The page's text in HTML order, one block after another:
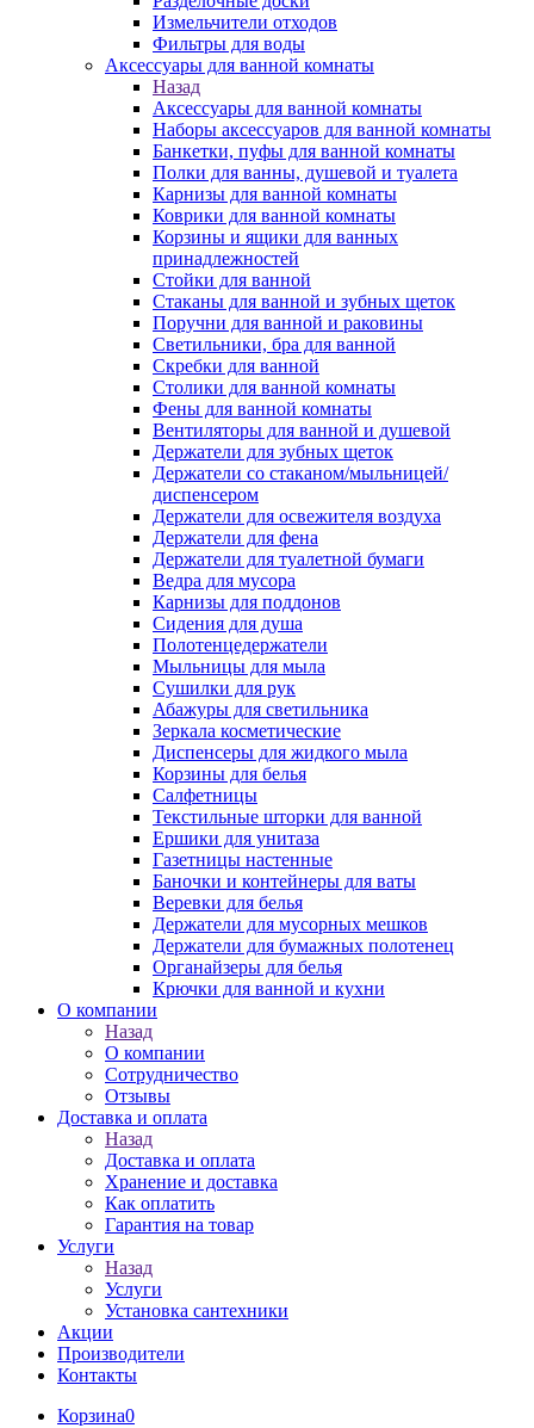
Измельчители отходов
Фильтры для воды
Аксессуары для ванной комнаты
Назад
Аксессуары для ванной комнаты
Наборы аксессуаров для ванной комнаты
Банкетки, пуфы для ванной комнаты
Полки для ванны, душевой и туалета
Карнизы для ванной комнаты
Коврики для ванной комнаты
Корзины и ящики для ванных
принадлежностей
Стойки для ванной
Стаканы для ванной и зубных щеток
Поручни для ванной и раковины
Светильники, бра для ванной
Скребки для ванной
Столики для ванной комнаты
Фены для ванной комнаты
Вентиляторы для ванной и душевой
Держатели для зубных щеток
Держатели со стаканом/мыльницей/
диспенсером
Держатели для освежителя воздуха
Держатели для фена
Держатели для туалетной бумаги
Ведра для мусора
Карнизы для поддонов
Сидения для душа
Полотенцедержатели
Мыльницы для мыла
Сушилки для рук
Абажуры для светильника
Зеркала косметические
Диспенсеры для жидкого мыла
Корзины для белья
Салфетницы
Текстильные шторки для ванной
Ершики для унитаза
Газетницы настенные
Баночки и контейнеры для ваты
Веревки для белья
Держатели для мусорных мешков
Держатели для бумажных полотенец
Органайзеры для белья
Крючки для ванной и кухни
О компании
Назад
О компании
Сотрудничество
Отзывы
Доставка и оплата
Назад
Доставка и оплата
Хранение и доставка
Как оплатить
Гарантия на товар
Услуги
Назад
Услуги
Установка сантехники
Акции
Производители
Контакты
Корзина0